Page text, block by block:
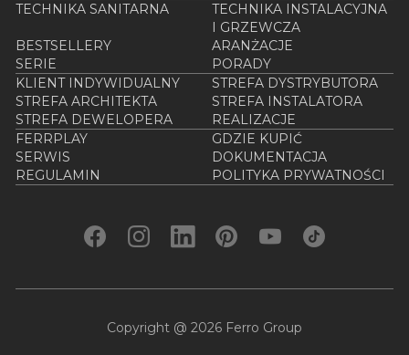
TECHNIKA SANITARNA
TECHNIKA INSTALACYJNA
I GRZEWCZA
BESTSELLERY
ARANŻACJE
SERIE
PORADY
KLIENT INDYWIDUALNY
STREFA DYSTRYBUTORA
STREFA ARCHITEKTA
STREFA INSTALATORA
STREFA DEWELOPERA
REALIZACJE
FERRPLAY
GDZIE KUPIĆ
SERWIS
DOKUMENTACJA
REGULAMIN
POLITYKA PRYWATNOŚCI
Copyright @ 2026 Ferro Group